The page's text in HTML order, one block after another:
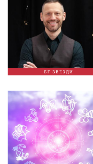
БГ ЗВЕЗДИ